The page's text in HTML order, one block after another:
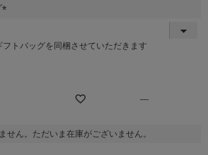
須
トバッグを同梱させていただきます
—
せん。ただいま在庫がございません。